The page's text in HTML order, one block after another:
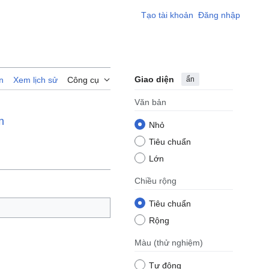
Tạo tài khoản Đăng nhập
Xem lịch sử Công cụ Giao diện ẩn
Văn bản
Nhỏ
Tiêu chuẩn
Lớn
Chiều rộng
Tiêu chuẩn
Rộng
Màu (thử nghiệm)
Tự động